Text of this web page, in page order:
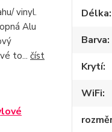
vinyl.
Alu
to... číst
Délka
Barva
Krytí
WiFi